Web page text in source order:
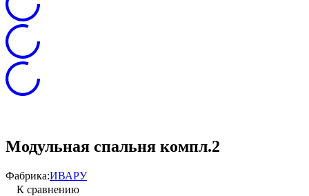
Модульная спальня компл.2
Фабрика:ИВАРУ
К сравнению